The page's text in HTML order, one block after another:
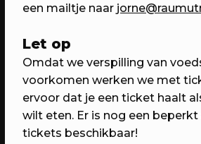
07/05/2023
WEKEA:
een mailtje naar
Let op
Omdat we verspilling van
voorkomen werken we met
ervoor dat je een ticket haalt
wilt eten. Er is nog een beperkt
tickets beschikbaar!